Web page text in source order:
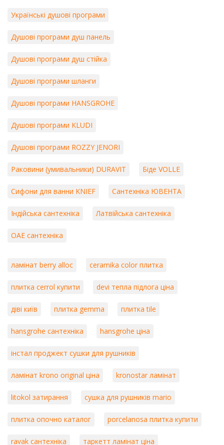
Українські душові програми
Душові програми душ панель
Душові програми душ стійка
Душові програми шланги
Душові програми HANSGROHE
Душові програми KLUDI
Душові програми ROZZY JENORI
Раковини (умивальники) DURAVIT Біде VOLLE
Сифони для ванни KNIEF Сантехніка ЮВЕНТА
Індійська сантехніка Латвійська сантехніка
ОАЕ сантехніка
ламінат berry alloc ceramika color плитка
плитка cerrol купити devi тепла підлога ціна
діві київ плитка gemma плитка tile
hansgrohe сантехніка hansgrohe ціна
інстал проджект сушки для рушників
ламінат krono original ціна kronostar ламінат
litokol затирання сушка для рушників mario
плитка опочно каталог porcelanosa плитка купити
ravak сантехніка таркетт ламінат ціна